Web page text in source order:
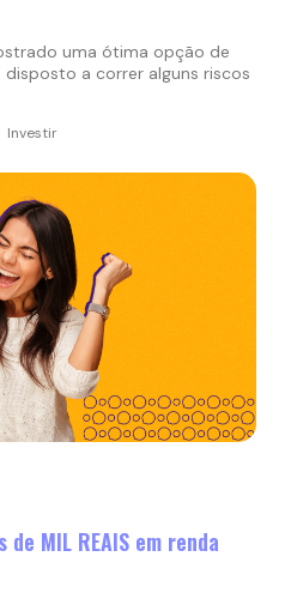
uma ótima opção de
a correr alguns riscos
Investir
MIL REAIS em renda